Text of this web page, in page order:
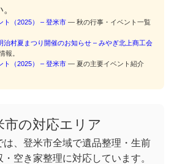
ト（2025） – 登米市 — 秋の行事・イベント一覧
治村夏まつり開催のお知らせ – みやぎ北上商工会
報。
ト（2025） – 登米市 — 夏の主要イベント紹介
市の対応エリア
は、登米市全域で遺品整理・生前
空き家整理に対応しています。